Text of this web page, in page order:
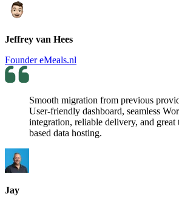
Jeffrey van Hees
Founder eMeals.nl
Smooth migration from previous
User-friendly dashboard, seamless
integration, reliable delivery, and great
based data hosting.
Jay